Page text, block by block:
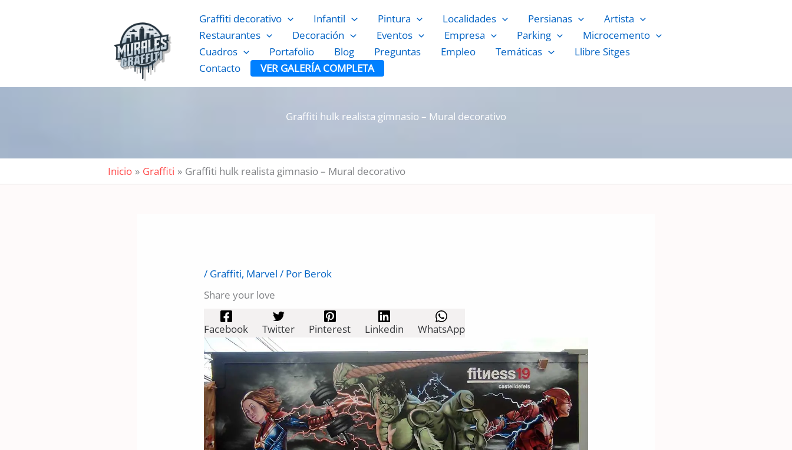
Graffiti decorativo Infantil Pintura Localidades Persianas
Artista
Restaurantes
Decoración Eventos Empresa Parking
Microcemento
Cuadros
Portafolio Blog Preguntas Empleo Temáticas
Llibre Sitges
Contacto
VER GALERÍA COMPLETA
Graffiti hulk realista gimnasio – Mural decorativo
Inicio Graffiti Graffiti hulk realista gimnasio – Mural decorativo
/ Graffiti, Marvel / Por Berok
Share your love
Facebook Twitter Pinterest Linkedin WhatsApp